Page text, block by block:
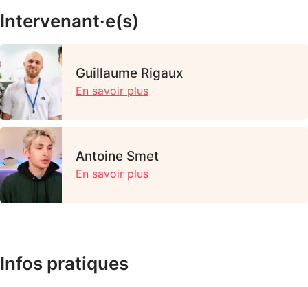
Intervenant·e(s)
Guillaume Rigaux
En savoir plus
Antoine Smet
En savoir plus
Infos pratiques